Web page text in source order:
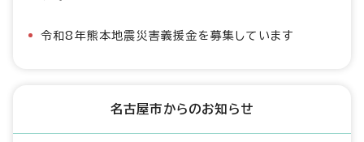
令和8年熊本地震災害義援金を募集しています
名古屋市からのお知らせ